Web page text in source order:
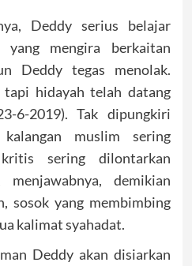
Deddy serius belajar
yang mengira berkaitan
Deddy tegas menolak.
hidayah telah datang
6-2019). Tak dipungkiri
muslim sering
sering dilontarkan
demikian
sosok yang membimbing
kalimat syahadat.
Deddy akan disiarkan